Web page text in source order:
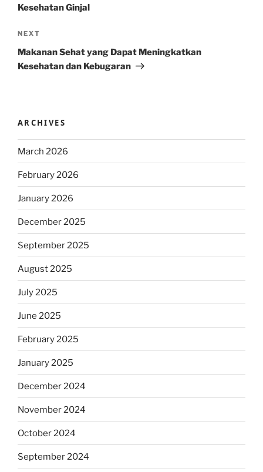
Kesehatan Ginjal
Next
Post
NEXT
Makanan Sehat yang Dapat Meningkatkan
Kesehatan dan Kebugaran
ARCHIVES
March 2026
February 2026
January 2026
December 2025
September 2025
August 2025
July 2025
June 2025
February 2025
January 2025
December 2024
November 2024
October 2024
September 2024